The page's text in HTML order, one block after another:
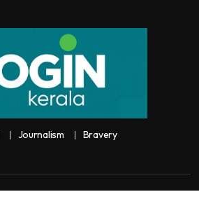
Journalism Bravery